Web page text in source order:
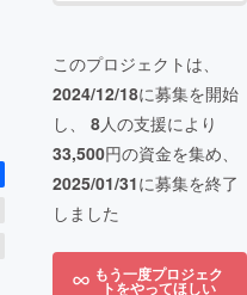
このプロジェクトは、
2024/12/18に募集を開始
し、 8人の支援により
33,500円の資金を集め、
2025/01/31に募集を終了
しました
もう一度プロジェク
トをやってほしい